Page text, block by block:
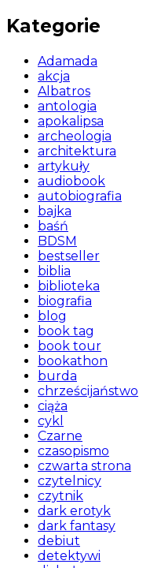
Kategorie
Adamada
akcja
Albatros
antologia
apokalipsa
archeologia
architektura
artykuły
audiobook
autobiografia
bajka
baśń
BDSM
bestseller
biblia
biblioteka
biografia
blog
book tag
book tour
bookathon
burda
chrześcijaństwo
ciąża
cykl
Czarne
czasopismo
czwarta strona
czytelnicy
czytnik
dark erotyk
dark fantasy
debiut
detektywi